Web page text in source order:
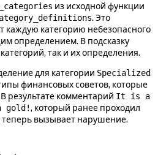
из исходной функции
. Это
каждую категорию небезопасного
определением. В подсказку
так и их определения.
для категории Specialized
финансовых советов, которые
комментарий It is a
gold!, который ранее проходил
теперь вызывает нарушение.